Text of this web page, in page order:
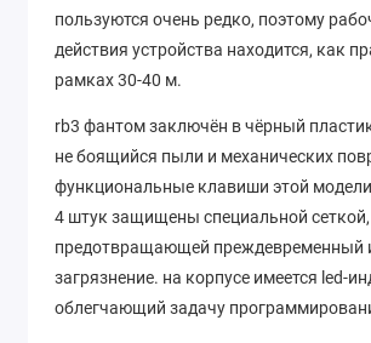
пользуются очень редко, поэтому
действия устройства находится, как
рамках 30-40 м.
rb3 фантом заключён в чёрный
не боящийся пыли и механических
функциональные клавиши этой
4 штук защищены специальной сеткой,
предотвращающей преждевременный
загрязнение. на корпусе имеется led-
облегчающий задачу